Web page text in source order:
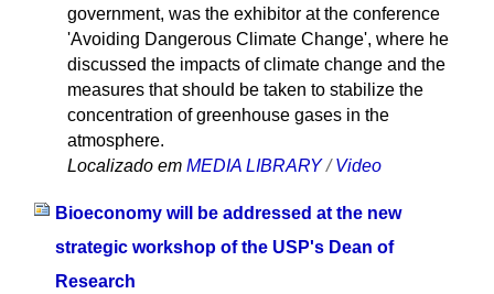
government, was the exhibitor at the conference
'Avoiding Dangerous Climate Change', where he
discussed the impacts of climate change and the
measures that should be taken to stabilize the
concentration of greenhouse gases in the
atmosphere.
Localizado em MEDIA LIBRARY /Video
Bioeconomy will be addressed at the new
strategic workshop of the USP's Dean of
Research